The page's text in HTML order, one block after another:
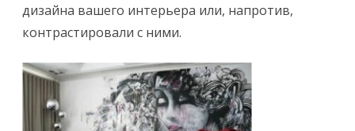
дизайна вашего интерьера или, напротив,
контрастировали с ними.